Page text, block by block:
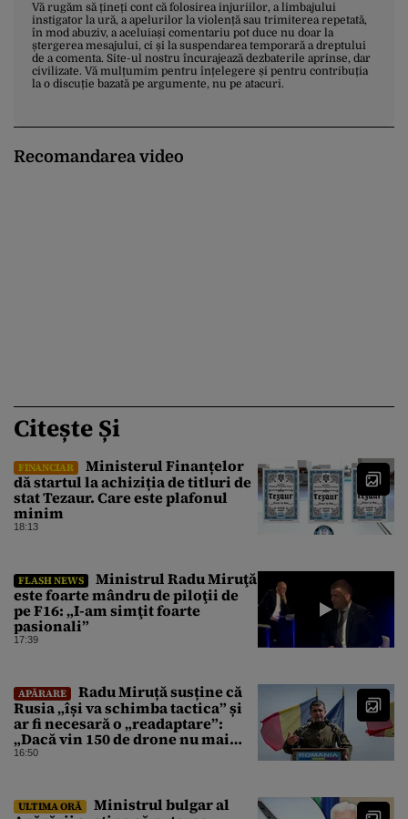
Vă rugăm să țineți cont că folosirea injuriilor, a limbajului
instigator la ură, a apelurilor la violență sau trimiterea repetată,
în mod abuziv, a aceluiași comentariu pot duce nu doar la
ștergerea mesajului, ci și la suspendarea temporară a dreptului
de a comenta. Site-ul nostru încurajează dezbaterile aprinse, dar
civilizate. Vă mulțumim pentru înțelegere și pentru contribuția
la o discuție bazată pe argumente, nu pe atacuri.
Recomandarea video
Citește Și
FINANCIAR
Ministerul Finanțelor
dă startul la achiziția de titluri de
stat Tezaur. Care este plafonul
minim
18:13
FLASH NEWS
Ministrul Radu Miruţă
este foarte mândru de piloţii de
pe F16: „I-am simţit foarte
pasionali”
17:39
APĂRARE
Radu Miruță susține că
Rusia „își va schimba tactica” și
ar fi necesară o „readaptare”:
„Dacă vin 150 de drone nu mai
suntem pe timp de pace”
16:50
ULTIMA ORĂ
Ministrul bulgar al